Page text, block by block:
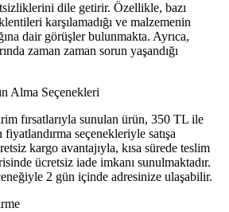
dile getirir. Özellikle, bazı
karşılamadığı ve malzemenin
dair görüşler bulunmakta. Ayrıca,
zaman zaman sorun yaşandığı
Alma Seçenekleri
fırsatlarıyla sunulan ürün, 350 TL ile
seçenekleriyle satışa
kargo avantajıyla, kısa sürede teslim
ücretsiz iade imkanı sunulmaktadır.
2 gün içinde adresinize ulaşabilir.